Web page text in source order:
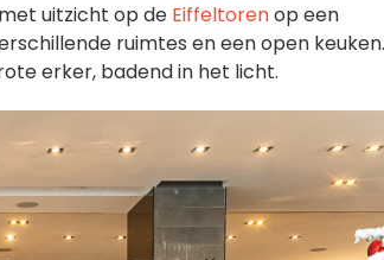
uitzicht op de Eiffeltorenop een
ruimtes en een open keuken.
erker, badend in het licht.